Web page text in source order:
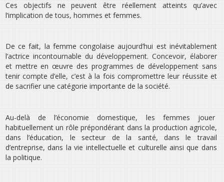
Ces objectifs ne peuvent être réellement atteints qu’avec
l’implication de tous, hommes et femmes.
De ce fait, la femme congolaise aujourd’hui est inévitablement
l’actrice incontournable du développement. Concevoir, élaborer
et mettre en œuvre des programmes de développement sans
tenir compte d’elle, c’est à la fois compromettre leur réussite et
de sacrifier une catégorie importante de la société.
Au-delà de l’économie domestique, les femmes jouer
habituellement un rôle prépondérant dans la production agricole,
dans l’éducation, le secteur de la santé, dans le travail
d’entreprise, dans la vie intellectuelle et culturelle ainsi que dans
la politique.